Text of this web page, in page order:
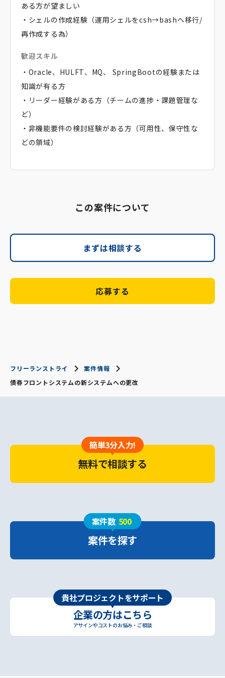
ある方が望ましい
・シェルの作成経験（運用シェルをcsh→bashへ移行/
再作成する為）
歓迎スキル
・Oracle、HULFT、MQ、 SpringBootの経験または
知識が有る方
・リーダー経験がある方（チームの進捗・課題管理な
ど）
・非機能要件の検討経験がある方（可用性、保守性な
どの領域）
この案件について
まずは相談する
応募する
フリーランストライ
案件情報
債券フロントシステムの新システムへの更改
簡単3分入力!
無料で相談する
案件数 500
案件を探す
貴社プロジェクトをサポート
企業の方はこちら
アサインやコストのお悩み・ご相談